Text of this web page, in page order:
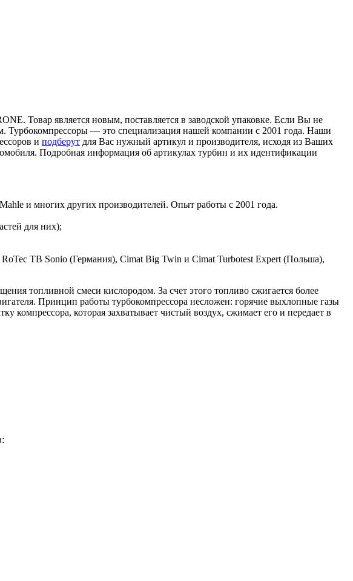
Товар является новым, поставляется в заводской упаковке. Если Вы не
Турбокомпрессоры — это специализация нашей компании с 2001 года. Наши
и подберут для Вас нужный артикул и производителя, исходя из Ваших
Подробная информация об артикулах турбин и их идентификации
и многих других производителей. Опыт работы с 2001 года.
для них);
TB Sonio (Германия), Cimat Big Twin и Cimat Turbotest Expert (Польша),
топливной смеси кислородом. За счет этого топливо сжигается более
Принцип работы турбокомпрессора несложен: горячие выхлопные газы
компрессора, которая захватывает чистый воздух, сжимает его и передает в